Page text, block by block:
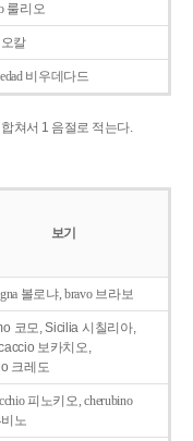
룰리오
오칼
비우데다드
쳐서 1 음절로 적는다.
보기
볼로냐, bravo 브라보
코모, Sicilia 시칠리아,
보카치오,
크레도
피노키오, cherubino
노